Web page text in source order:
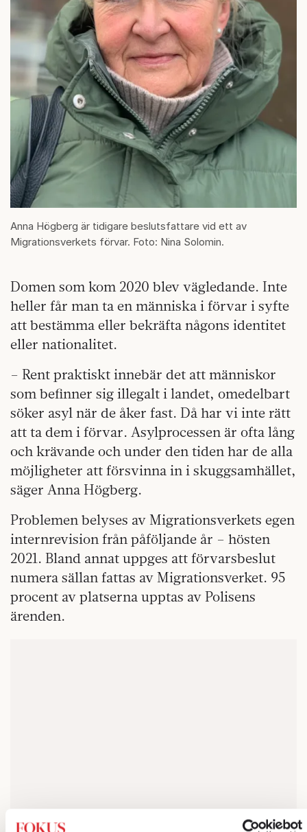
Anna Högberg är tidigare beslutsfattare vid ett av
Migrationsverkets förvar. Foto: Nina Solomin.
Domen som kom 2020 blev vägledande. Inte
heller får man ta en människa i förvar i syfte
att bestämma eller bekräfta någons identitet
eller nationalitet.
– Rent praktiskt innebär det att människor
som befinner sig illegalt i landet, omedelbart
söker asyl när de åker fast. Då har vi inte rätt
att ta dem i förvar. Asylprocessen är ofta lång
och krävande och under den tiden har de alla
möjligheter att försvinna in i skuggsamhället,
säger Anna Högberg.
Problemen belyses av Migrationsverkets egen
internrevision från påföljande år – hösten
2021. Bland annat uppges att förvarsbeslut
numera sällan fattas av Migrationsverket. 95
procent av platserna upptas av Polisens
ärenden.